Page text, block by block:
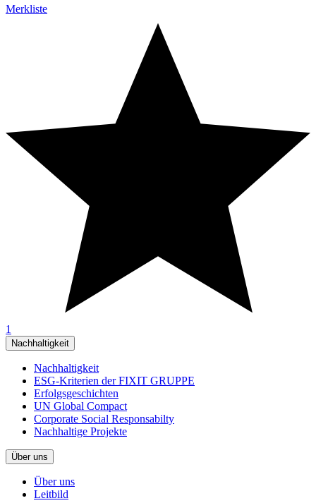
Merkliste
1
Nachhaltigkeit
Nachhaltigkeit
ESG-Kriterien der FIXIT GRUPPE
Erfolgsgeschichten
UN Global Compact
Corporate Social Responsabilty
Nachhaltige Projekte
Über uns
Über uns
Leitbild